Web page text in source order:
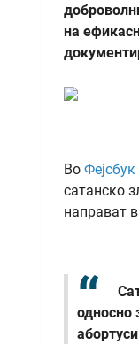
на
Во Фејсбук
сатанско
направат
односно